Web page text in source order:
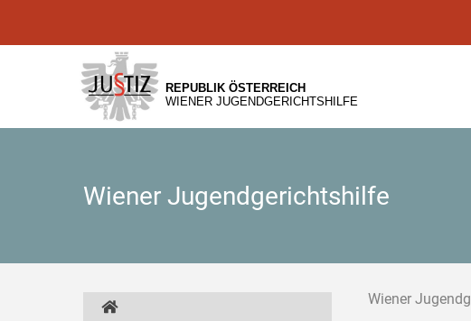
[1]
[2]
[3]
REPUBLIK ÖSTERREICH
WIENER JUGENDGERICHTSHILFE
Wiener Jugendgerichtshilfe
Wiener